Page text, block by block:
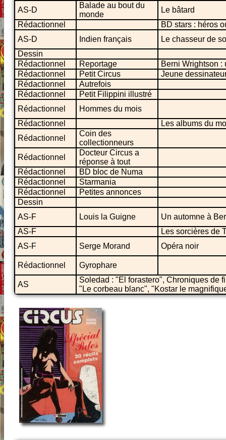
AS-D
Balade au bout du
monde
Le bâtard
Rédactionnel
BD stars : héros
AS-D
Indien français
Le chasseur de
Dessin
Rédactionnel
Reportage
Berni Wrightson
Rédactionnel
Petit Circus
Jeune
Rédactionnel
Autrefois
Rédactionnel
Petit Filippini illustré
Rédactionnel
Hommes du mois
Rédactionnel
Les albums du
Rédactionnel
Coin des
collectionneurs
Rédactionnel
Docteur Circus a
réponse à tout
Rédactionnel
BD bloc de Numa
Rédactionnel
Starmania
Rédactionnel
Petites annonces
Dessin
AS-F
Louis la Guigne
Un automne à
AS-F
Les sorcières de
AS-F
Serge Morand Opéra noir
Rédactionnel Gyrophare
AS
Soledad : "El forastero", Chroniques de
"Le corbeau blanc", "Kostar le